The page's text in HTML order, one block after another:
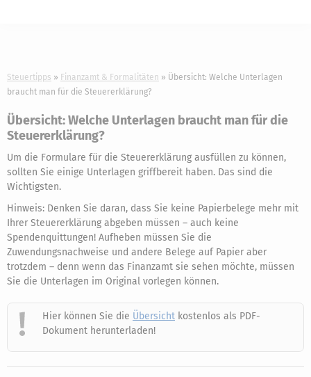
Steuertipps Finanzamt & Formalitäten
Übersicht: Welche Unterlagen
braucht man für die Steuererklärung?
Übersicht: Welche Unterlagen braucht man für die
Steuererklärung?
Um die Formulare für die Steuererklärung ausfüllen zu können,
sollten Sie einige Unterlagen griffbereit haben. Das sind die
Wichtigsten.
Hinweis: Denken Sie daran, dass Sie keine Papierbelege mehr mit
Ihrer Steuererklärung abgeben müssen – auch keine
Spendenquittungen! Aufheben müssen Sie die
Zuwendungsnachweise und andere Belege auf Papier aber
trotzdem – denn wenn das Finanzamt sie sehen möchte, müssen
Sie die Unterlagen im Original vorlegen können.
Hier können Sie die Übersicht kostenlos als PDF-
Dokument herunterladen!